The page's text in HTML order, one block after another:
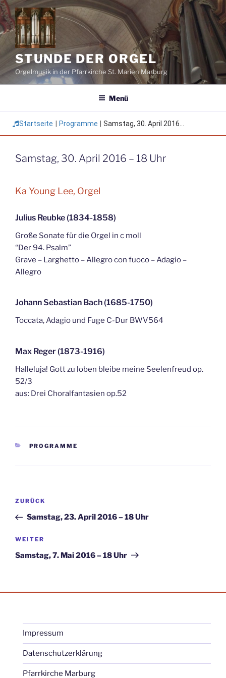
Zum
Inhalt
springen
STUNDE DER ORGEL
Orgelmusik in der Pfarrkirche St. Marien Marburg
Menü
Startseite Programme Samstag, 30. April 2016...
Samstag, 30. April 2016 – 18 Uhr
Ka Young Lee, Orgel
Julius Reubke (1834-1858)
Große Sonate für die Orgel in c moll
“Der 94. Psalm”
Grave – Larghetto – Allegro con fuoco – Adagio –
Allegro
Johann Sebastian Bach (1685-1750)
Toccata, Adagio und Fuge C-Dur BWV564
Max Reger (1873-1916)
Halleluja! Gott zu loben bleibe meine Seelenfreud op.
52/3
aus: Drei Choralfantasien op.52
KATEGORIEN
PROGRAMME
Beitragsnavigation
Vorheriger
Beitrag
ZURÜCK
Samstag, 23. April 2016 – 18 Uhr
Nächster
Beitrag
WEITER
Samstag, 7. Mai 2016 – 18 Uhr
Impressum
Datenschutzerklärung
Pfarrkirche Marburg